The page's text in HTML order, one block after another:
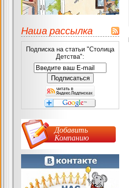
Наша рассылка
Подписка на статьи "Столица
Детства":
Добавить
Компанию